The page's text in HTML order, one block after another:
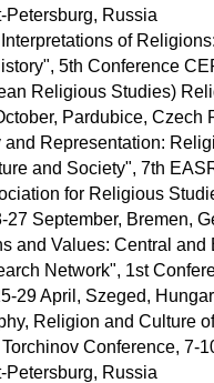
Petersburg, Russia
of Religions:
5th Conference
Religious Studies)
Pardubice, Czech
and Representation:
and Society", 7th
for Religious
27 September, Bremen,
and Values: Central and
Network", 1st
29 April, Szeged,
Religion and Culture
Conference, 7-
Petersburg, Russia